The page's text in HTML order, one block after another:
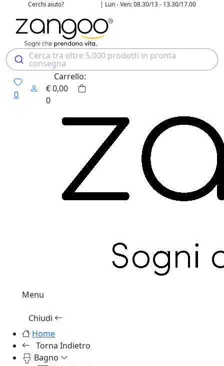
Cerchi aiuto? | Lun - Ven: 08.30/13 - 13.30/17.00
Cerca tra oltre 5.000 prodotti in pronta
consegna
0
Carrello:
€0,00
0
Menu
Chiudi
Home
Torna Indietro
Bagno